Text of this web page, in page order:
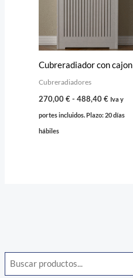
Cubreradiador con cajon
Cubreradiadores
270,00€ - 488,40€ Iva y
portes incluidos. Plazo: 20 días
hábiles